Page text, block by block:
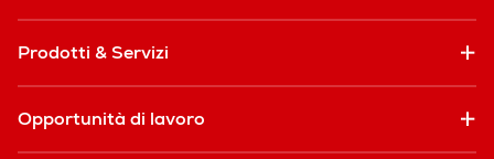
Prodotti & Servizi
Opportunità di lavoro